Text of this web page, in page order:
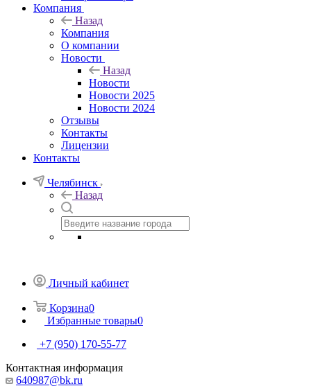
Компания
Назад
Компания
О компании
Новости
Назад
Новости
Новости 2025
Новости 2024
Отзывы
Контакты
Лицензии
Контакты
Челябинск
Назад
Личный кабинет
Корзина0
Избранные товары0
+7 (950) 170-55-77
Контактная информация
640987@bk.ru